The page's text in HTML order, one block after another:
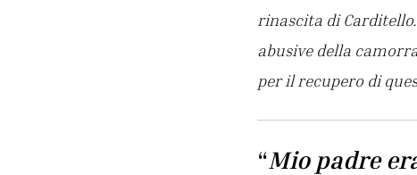
rinascita di
abusive della
per il recupero di
“Mio padre